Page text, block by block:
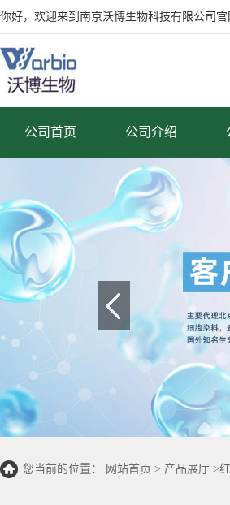
你好，欢迎来到南京沃博生物科技有限公司官
公司首页 公司介绍
您当前的位置： 网站首页 > 产品展厅 >